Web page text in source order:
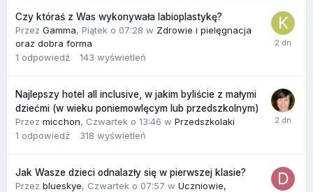
Czy któraś z Was wykonywała labioplastykę?
Przez Gamma, Piątek o 07:28 w Zdrowie i pielęgnacja
oraz dobra forma
1 odpowiedź 143 wyświetleń
Najlepszy hotel all inclusive, w jakim byliście z małymi
dziećmi (w wieku poniemowlęcym lub przedszkolnym)
Przez micchon, Czwartek o 13:46 w Przedszkolaki
1 odpowiedź 318 wyświetleń
Jak Wasze dzieci odnalazły się w pierwszej klasie?
Przez blueskye, Czwartek o 07:57 w Uczniowie,